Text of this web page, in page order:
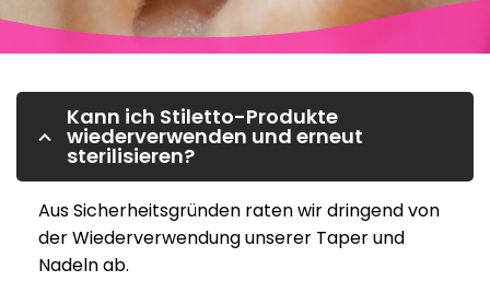
Kann ich Stiletto-Produkte
wiederverwenden und erneut
sterilisieren?
Aus Sicherheitsgründen raten wir dringend von
der Wiederverwendung unserer Taper und
Nadeln ab.